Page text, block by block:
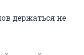
держаться не